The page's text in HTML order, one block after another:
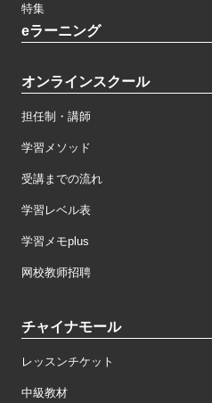
特集
eラーニング
オンラインスクール
担任制・講師
学習メソッド
受講までの流れ
学習レベル表
学習メモplus
网校教师招聘
チャイナモール
レッスンチケット
中級教材